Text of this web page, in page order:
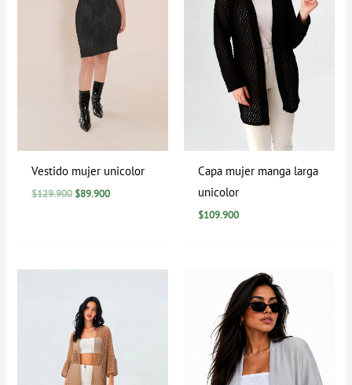
Vestido mujer unicolor
$129.900 $89.900
Capa mujer manga larga
unicolor
$109.900